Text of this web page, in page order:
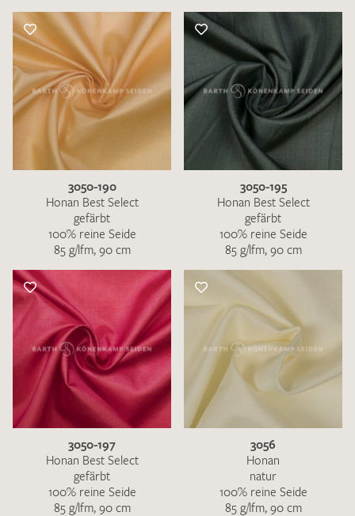
3050-190
Honan Best Select
gefärbt
100% reine Seide
85 g/lfm, 90 cm
3050-195
Honan Best Select
gefärbt
100% reine Seide
85 g/lfm, 90 cm
3050-197
Honan Best Select
gefärbt
100% reine Seide
85 g/lfm, 90 cm
3056
Honan
natur
100% reine Seide
85 g/lfm, 90 cm